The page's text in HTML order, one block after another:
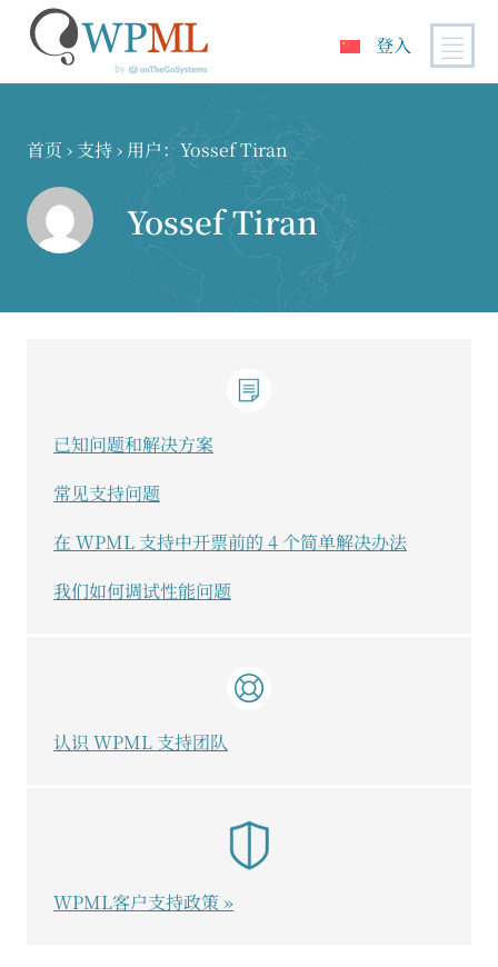
登入
首页 › 支持› 用户：Yossef Tiran
Yossef Tiran
已知问题和解决方案
常见支持问题
在 WPML 支持中开票前的 4 个简单解决办法
我们如何调试性能问题
认识 WPML 支持团队
WPML客户支持政策 »